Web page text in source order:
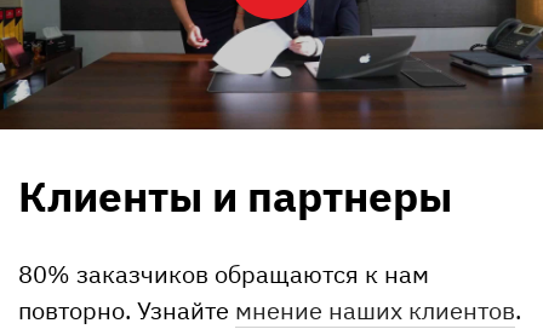
Клиенты и партнеры
80% заказчиков обращаются к нам
повторно. Узнайте мнение наших клиентов.